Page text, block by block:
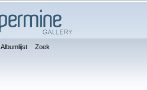
Albumlijst Zoek